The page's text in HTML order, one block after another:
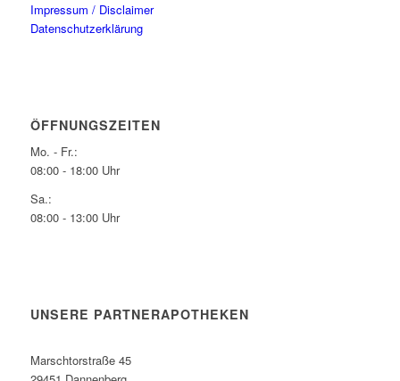
Impressum / Disclaimer
Datenschutzerklärung
ÖFFNUNGSZEITEN
Mo. - Fr.:
08:00 - 18:00 Uhr
Sa.:
08:00 - 13:00 Uhr
UNSERE PARTNERAPOTHEKEN
Marschtorstraße 45